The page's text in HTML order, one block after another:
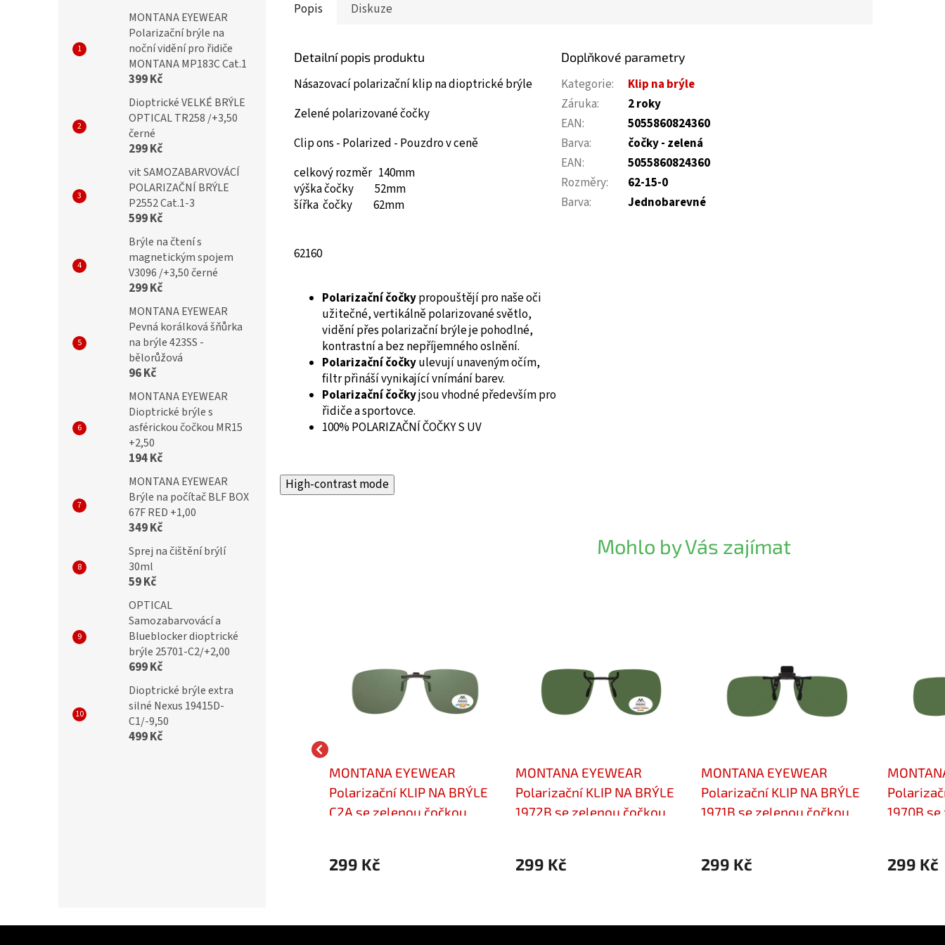
MONTANA EYEWEAR
Polarizační brýle na
noční vidění pro řidiče
MONTANA MP183C Cat.1
399 Kč
Dioptrické VELKÉ BRÝLE
OPTICAL TR258 /+3,50
černé
299 Kč
vit SAMOZABARVOVÁCÍ
POLARIZAČNÍ BRÝLE
P2552 Cat.1-3
599 Kč
Brýle na čtení s
magnetickým spojem
V3096 /+3,50 černé
299 Kč
MONTANA EYEWEAR
Pevná korálková šňůrka
na brýle 423SS -
bělorůžová
96 Kč
MONTANA EYEWEAR
Dioptrické brýle s
asférickou čočkou MR15
+2,50
194 Kč
MONTANA EYEWEAR
Brýle na počítač BLF BOX
67F RED +1,00
349 Kč
Sprej na čištění brýlí
30ml
59 Kč
OPTICAL
Samozabarvovácí a
Blueblocker dioptrické
brýle 25701-C2/+2,00
699 Kč
Dioptrické brýle extra
silné Nexus 19415D-
C1/-9,50
499 Kč
Popis Diskuze
Detailní popis produktu
Násazovací polarizační klip na dioptrické brýle
Zelené polarizované čočky
Clip ons - Polarized - Pouzdro v ceně
celkový rozměr 140mm
výška čočky 52mm
šířka čočky 62mm
62160
Polarizační čočkypropouštějí pro naše oči
užitečné, vertikálně polarizované světlo,
vidění přes polarizační brýle je pohodlné,
kontrastní a bez nepříjemného oslnění.
Polarizační čočkyulevují unaveným očím,
filtr přináší vynikající vnímání barev.
Polarizační čočkyjsou vhodné především pro
řidiče a sportovce.
100% POLARIZAČNÍ ČOČKY S UV
Doplňkové parametry
Kategorie:
Klip na brýle
Záruka:
2 roky
EAN:
5055860824360
Barva:
čočky - zelená
EAN:
5055860824360
Rozměry:
62-15-0
Barva: Jednobarevné
High-contrast mode
Mohlo by Vás zajímat
MONTANA EYEWEAR
Polarizační KLIP NA BRÝLE
C2A se zelenou čočkou
299 Kč
MONTANA EYEWEAR
Polarizační KLIP NA BRÝLE
1972B se zelenou čočkou
299 Kč
MONTANA EYEWEAR
Polarizační KLIP NA BRÝLE
1971B se zelenou čočkou
299 Kč
1970B
299 Kč